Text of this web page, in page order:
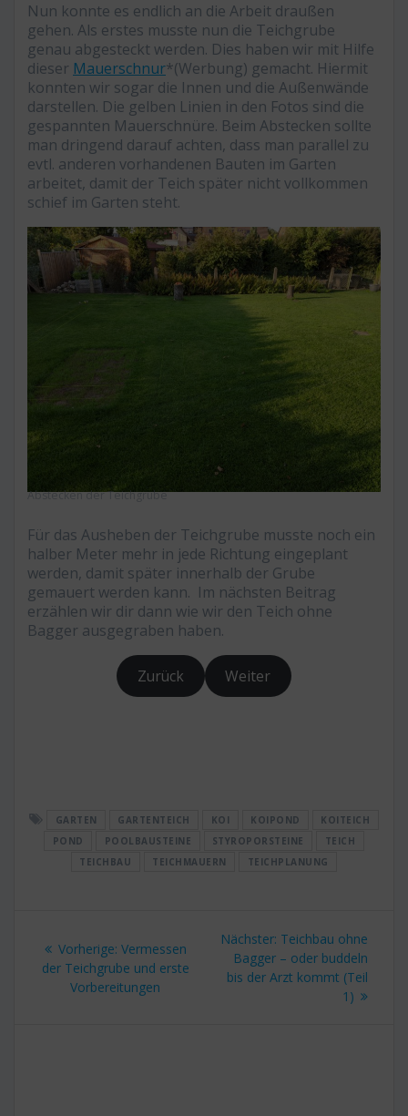
Nun konnte es endlich an die Arbeit draußen
gehen. Als erstes musste nun die Teichgrube
genau abgesteckt werden. Dies haben wir mit Hilfe
dieser Mauerschnur*(Werbung) gemacht. Hiermit
konnten wir sogar die Innen und die Außenwände
darstellen. Die gelben Linien in den Fotos sind die
gespannten Mauerschnüre. Beim Abstecken sollte
man dringend darauf achten, dass man parallel zu
evtl. anderen vorhandenen Bauten im Garten
arbeitet, damit der Teich später nicht vollkommen
schief im Garten steht.
Abstecken der Teichgrube
Für das Ausheben der Teichgrube musste noch ein
halber Meter mehr in jede Richtung eingeplant
werden, damit später innerhalb der Grube
gemauert werden kann. Im nächsten Beitrag
erzählen wir dir dann wie wir den Teich ohne
Bagger ausgegraben haben.
Zurück Weiter
GARTEN GARTENTEICH KOI KOIPOND
KOITEICH
POND
POOLBAUSTEINE STYROPORSTEINE
TEICH
TEICHBAU
TEICHMAUERN TEICHPLANUNG
Beitragsnavigation
Vorherige: Vorheriger
Beitrag:
Vermessen
der Teichgrube und erste
Vorbereitungen
Nächster: Nächster
Beitrag:
Teichbau ohne
Bagger – oder buddeln
bis der Arzt kommt (Teil
1)